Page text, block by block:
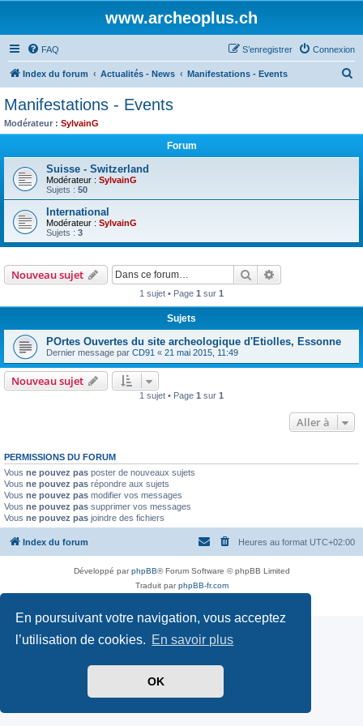
En poursuivant votre navigation, vous acceptez
l’utilisation de cookies. En savoir plus
OK
www.archeoplus.ch
FAQ Connexion
S’enregistrer
Index du forum Actualités - News Manifestations - Events
r
Manifestations - Events
Modérateur : SylvainG
Forum
Suisse - Switzerland
Modérateur : SylvainG
Sujets : 50
International
Modérateur : SylvainG
Sujets : 3
Nouveau sujet Rechercher
1 sujet • Page 1 sur 1
Sujets
POrtes Ouvertes du site archeologique d'Etiolles, Essonne
Dernier message par CD91 « 21 mai 2015, 11:49
Nouveau sujet
1 sujet • Page 1 sur 1
Aller à
PERMISSIONS DU FORUM
Vous ne pouvez pas poster de nouveaux sujets
Vous ne pouvez pas répondre aux sujets
Vous ne pouvez pas modifier vos messages
Vous ne pouvez pas supprimer vos messages
Vous ne pouvez pas joindre des fichiers
Index du forum Heures au format UTC+02:00
Développé parphpBB® Forum Software © phpBB Limited
Traduit parphpBB-fr.com